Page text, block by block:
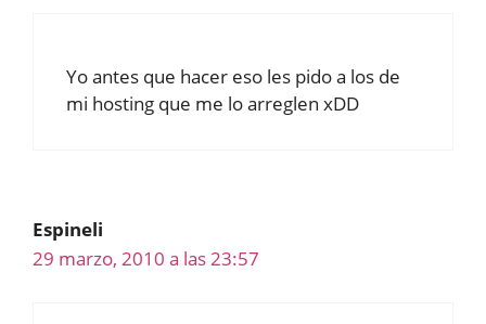
Yo antes que hacer eso les pido a los de
mi hosting que me lo arreglen xDD
Espineli
29 marzo, 2010 a las 23:57